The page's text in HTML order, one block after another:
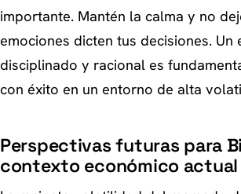
importante. Mantén la calma y no
emociones dicten tus decisiones. Un
disciplinado y racional es
con éxito en un entorno de alta
Perspectivas futuras para
contexto económico actual